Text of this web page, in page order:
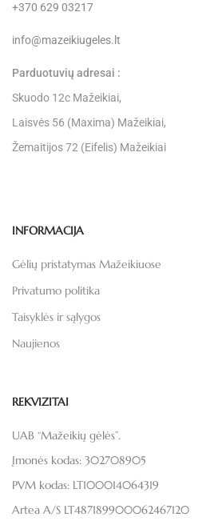
+370 629 03217
info@mazeikiugeles.lt
Parduotuvių adresai :
Skuodo 12c Mažeikiai,
Laisvės 56 (Maxima) Mažeikiai,
Žemaitijos 72 (Eifelis) Mažeikiai
INFORMACIJA
Gėlių pristatymas Mažeikiuose
Privatumo politika
Taisyklės ir sąlygos
Naujienos
REKVIZITAI
UAB “Mažeikių gėlės”.
Įmonės kodas: 302708905
PVM kodas: LT100014064319
Artea A/S LT487189900062467120